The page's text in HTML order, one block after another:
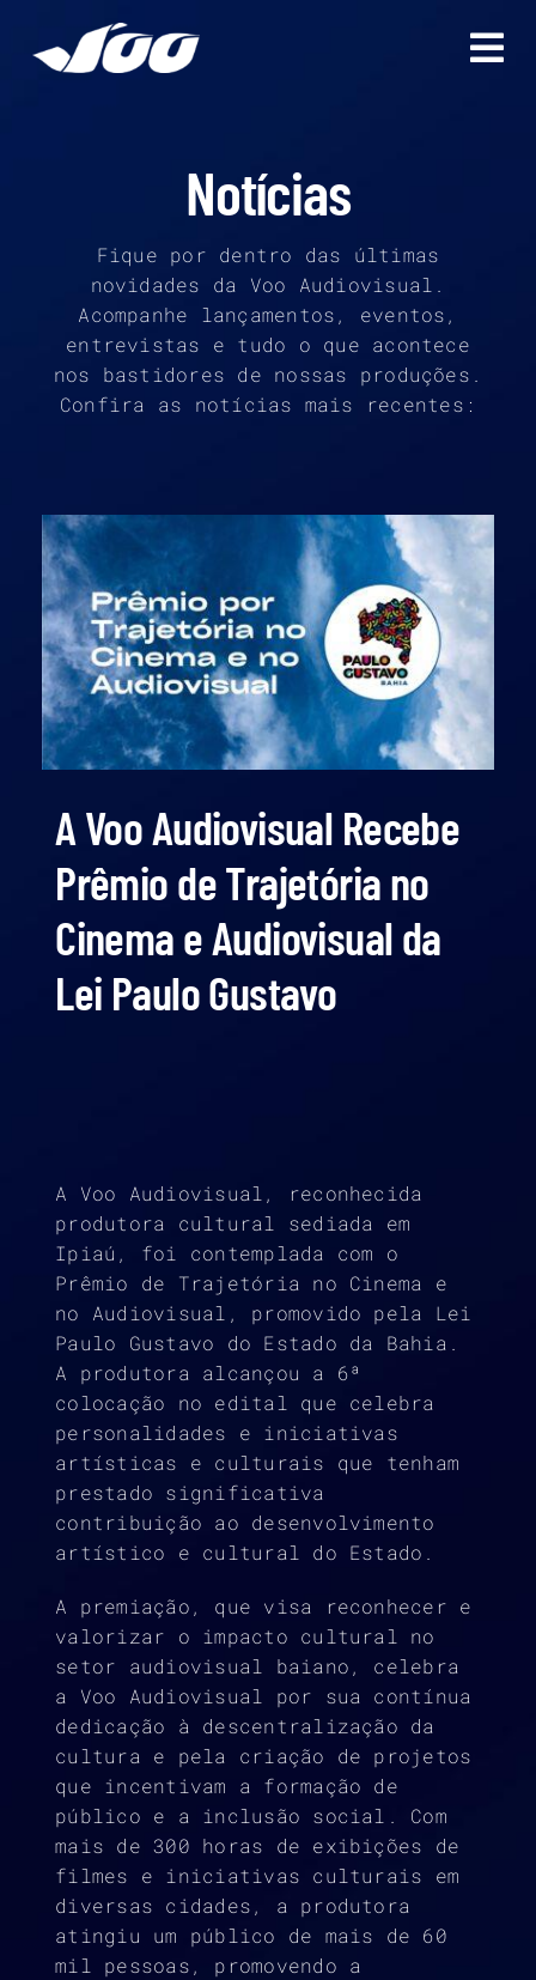
para
Notícias
Fique por dentro das últimas
novidades da Voo Audiovisual.
Acompanhe lançamentos, eventos,
entrevistas e tudo o que acontece
nos bastidores de nossas produções.
Confira as notícias mais recentes:
A Voo Audiovisual Recebe
Prêmio de Trajetória no
Cinema e Audiovisual da
Lei Paulo Gustavo
A Voo Audiovisual, reconhecida
produtora cultural sediada em
Ipiaú, foi contemplada com o
Prêmio de Trajetória no Cinema e
no Audiovisual, promovido pela Lei
Paulo Gustavo do Estado da Bahia.
A produtora alcançou a 6ª
colocação no edital que celebra
personalidades e iniciativas
artísticas e culturais que tenham
prestado significativa
contribuição ao desenvolvimento
artístico e cultural do Estado.
A premiação, que visa reconhecer e
valorizar o impacto cultural no
setor audiovisual baiano, celebra
a Voo Audiovisual por sua contínua
dedicação à descentralização da
cultura e pela criação de projetos
que incentivam a formação de
público e a inclusão social. Com
mais de 300 horas de exibições de
filmes e iniciativas culturais em
diversas cidades, a produtora
atingiu um público de mais de 60
mil pessoas, promovendo a